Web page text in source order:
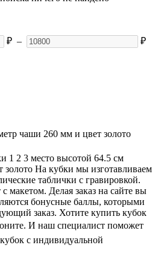
₽ – ₽
чаши 260 мм и цвет золото
1 2 3 место высотой 64.5 см
На кубки мы изготавливаем
таблички с гравировкой.
макетом. Делая заказ на сайте вы
бонусные баллы, которыми
заказ. Хотите купить кубок
И наш специалист поможет
с индивидуальной